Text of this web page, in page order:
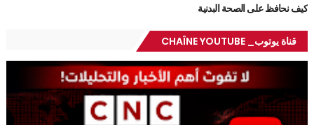
كيف نحافظ على الصحة البدنية
قناة يوتوب_ CHAÎNE YOUTUBE